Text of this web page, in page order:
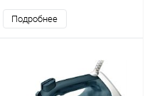
Подробнее